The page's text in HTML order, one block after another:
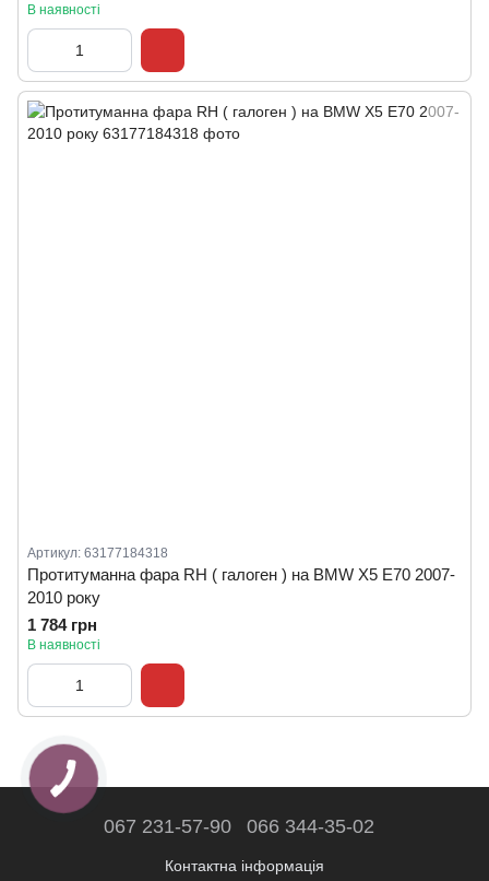
В наявності
Артикул: 63177184318
Протитуманна фара RH ( галоген ) на BMW X5 E70 2007-
2010 року
1 784 грн
В наявності
067 231-57-90 066 344-35-02
Контактна інформація